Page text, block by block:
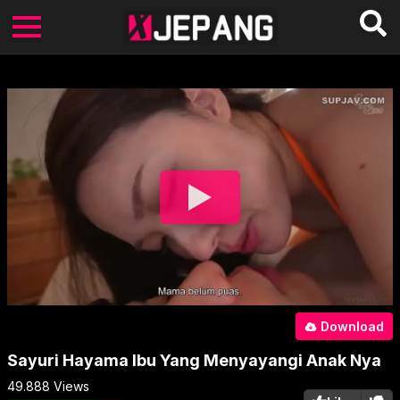
Download
Sayuri Hayama Ibu Yang Menyayangi Anak Nya
49.888 Views